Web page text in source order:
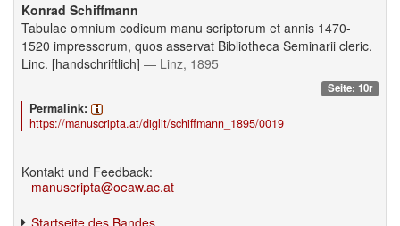
Konrad Schiffmann
Tabulae omnium codicum manu scriptorum et annis 1470-
1520 impressorum, quos asservat Bibliotheca Seminarii cleric.
Linc. [handschriftlich] — Linz, 1895
Seite: 10r
Permalink:
https://manuscripta.at/diglit/schiffmann_1895/0019
Kontakt und Feedback:
manuscripta@oeaw.ac.at
Startseite des Bandes